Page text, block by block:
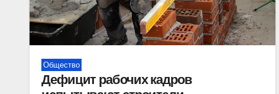
Общество
Дефицит рабочих кадров